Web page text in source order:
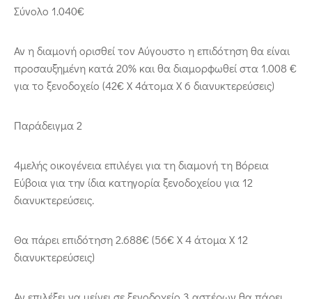
Σύνολο 1.040€
Αν η διαμονή ορισθεί τον Αύγουστο η επιδότηση θα είναι
προσαυξημένη κατά 20% και θα διαμορφωθεί στα 1.008 €
για το ξενοδοχείο (42€ Χ 4άτομα Χ 6 διανυκτερεύσεις)
Παράδειγμα 2
4μελής οικογένεια επιλέγει για τη διαμονή τη Βόρεια
Εύβοια για την ίδια κατηγορία ξενοδοχείου για 12
διανυκτερεύσεις.
Θα πάρει επιδότηση 2.688€ (56€ Χ 4 άτομα Χ 12
διανυκτερεύσεις)